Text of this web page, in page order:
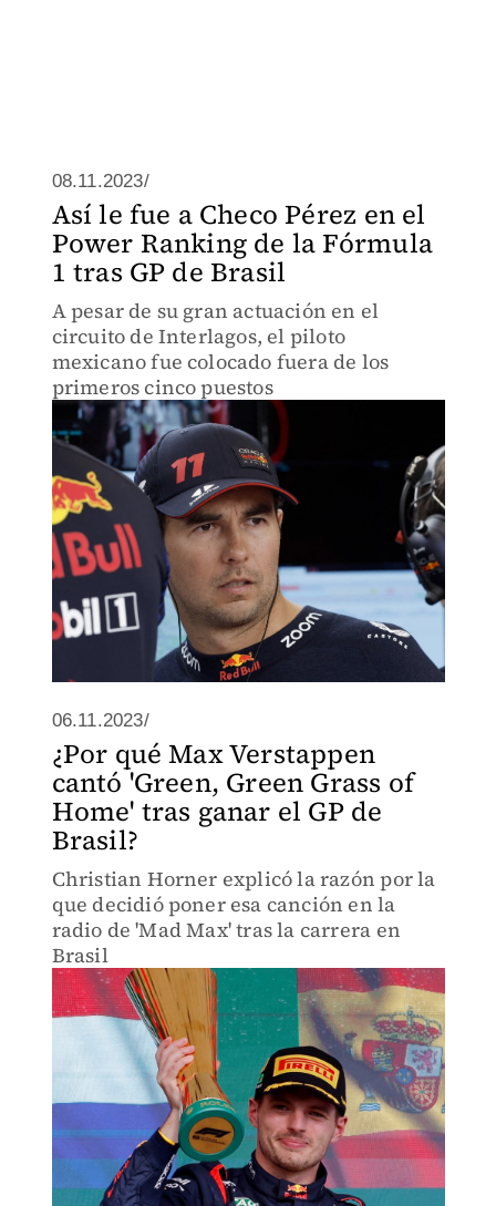
08.11.2023/
Así le fue a Checo Pérez en el
Power Ranking de la Fórmula
1 tras GP de Brasil
A pesar de su gran actuación en el
circuito de Interlagos, el piloto
mexicano fue colocado fuera de los
primeros cinco puestos
06.11.2023/
¿Por qué Max Verstappen
cantó 'Green, Green Grass of
Home' tras ganar el GP de
Brasil?
Christian Horner explicó la razón por la
que decidió poner esa canción en la
radio de 'Mad Max' tras la carrera en
Brasil